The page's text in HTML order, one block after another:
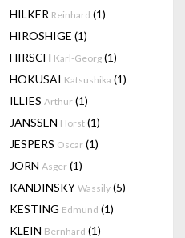
HILKER Reinhard (1)
HIROSHIGE (1)
HIRSCH Karl-Georg (1)
HOKUSAI Katsushika (1)
ILLIES Arthur (1)
JANSSEN Horst (1)
JESPERS Oscar (1)
JORN Asger (1)
KANDINSKY Wassily (5)
KESTING Edmund (1)
KLEIN Bernhard (1)